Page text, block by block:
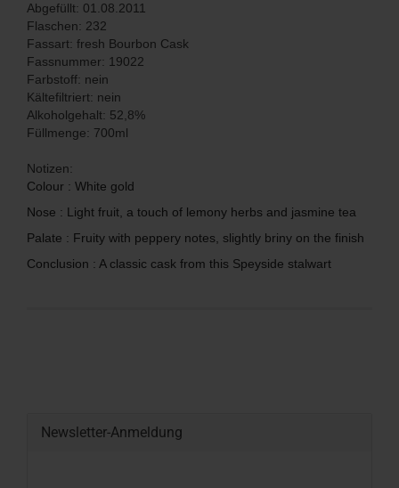
Abgefüllt: 01.08.2011
Flaschen: 232
Fassart: fresh Bourbon Cask
Fassnummer: 19022
Farbstoff: nein
Kältefiltriert: nein
Alkoholgehalt: 52,8%
Füllmenge: 700ml
Notizen:
Colour : White gold
Nose : Light fruit, a touch of lemony herbs and jasmine tea
Palate : Fruity with peppery notes, slightly briny on the finish
Conclusion : A classic cask from this Speyside stalwart
Newsletter-Anmeldung